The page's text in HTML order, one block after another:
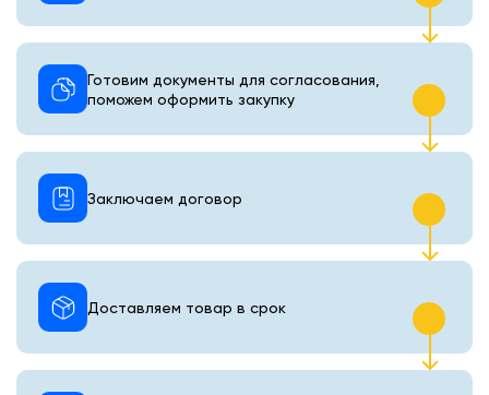
Готовим документы для согласования,
поможем оформить закупку
Доставляем товар в срок
Заключаем договор